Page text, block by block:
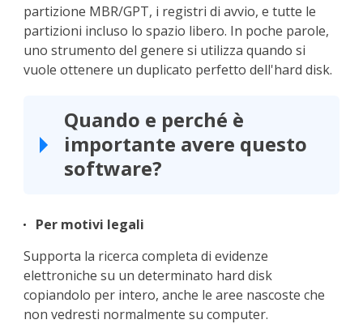
partizione MBR/GPT, i registri di avvio, e tutte le
partizioni incluso lo spazio libero. In poche parole,
uno strumento del genere si utilizza quando si
vuole ottenere un duplicato perfetto dell'hard disk.
Quando e perché è
importante avere questo
software?
Per motivi legali
Supporta la ricerca completa di evidenze
elettroniche su un determinato hard disk
copiandolo per intero, anche le aree nascoste che
non vedresti normalmente su computer.